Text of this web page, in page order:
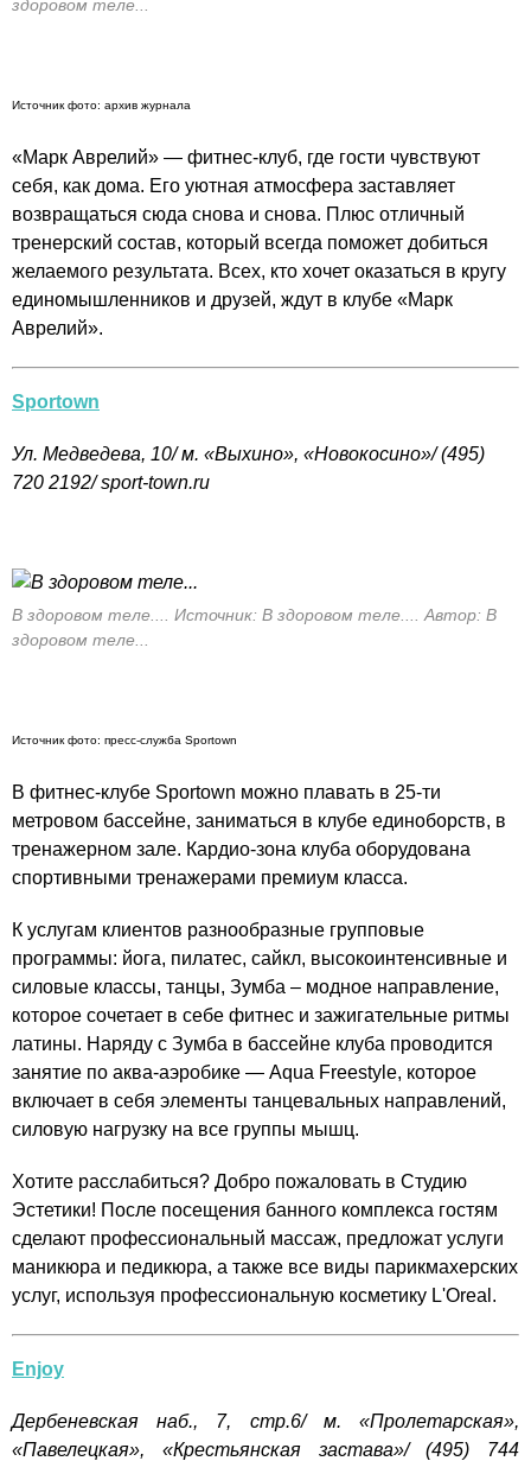
здоровом теле...
Источник фото: архив журнала
«Марк Аврелий» — фитнес-клуб, где гости чувствуют
себя, как дома. Его уютная атмосфера заставляет
возвращаться сюда снова и снова. Плюс отличный
тренерский состав, который всегда поможет добиться
желаемого результата. Всех, кто хочет оказаться в кругу
единомышленников и друзей, ждут в клубе «Марк
Аврелий».
Sportown
Ул. Медведева, 10/ м. «Выхино», «Новокосино»/ (495)
720 2192/sport-town.ru
В здоровом теле.... Источник: В здоровом теле.... Автор: В
здоровом теле...
Источник фото: пресс-служба Sportown
В фитнес-клубе Sportown можно плавать в 25-ти
метровом бассейне, заниматься в клубе единоборств, в
тренажерном зале. Кардио-зона клуба оборудована
спортивными тренажерами премиум класса.
К услугам клиентов разнообразные групповые
программы: йога, пилатес, сайкл, высокоинтенсивные и
силовые классы, танцы, Зумба – модное направление,
которое сочетает в себе фитнес и зажигательные ритмы
латины. Наряду с Зумба в бассейне клуба проводится
занятие по аква-аэробике — Aqua Freestyle, которое
включает в себя элементы танцевальных направлений,
силовую нагрузку на все группы мышц.
Хотите расслабиться? Добро пожаловать в Студию
Эстетики! После посещения банного комплекса гостям
сделают профессиональный массаж, предложат услуги
маникюра и педикюра, а также все виды парикмахерских
услуг, используя профессиональную косметику L'Oreal.
Enjoy
Дербеневская наб., 7, стр.6/ м. «Пролетарская»,
«Павелецкая», «Крестьянская застава»/ (495) 744